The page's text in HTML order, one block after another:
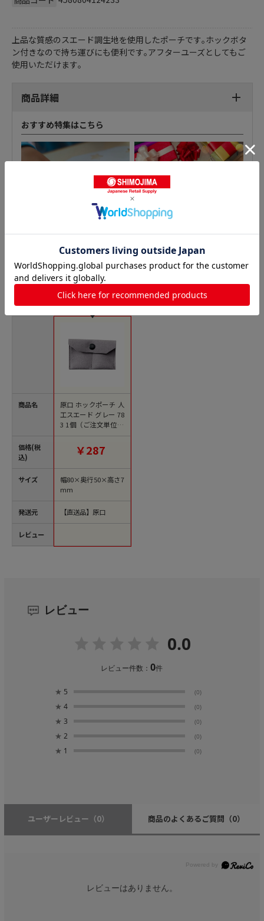
上品な質感のスエード調生地を使用したポーチです｡ホックボタ
ン付きなので持ち運びにも便利です｡アフターユーズとしてもご
使用いただけます｡
商品詳細
おすすめ特集はこちら
アクセサリーポーチの人気商品との比較
商品名
価格(税
込)
サイズ
発送元
レビュー
原口 ホックポーチ 人
工スエード グレー 78
3 1個（ご注文単位20
個）【直送品】
￥287
幅80×奥行50×高さ7
mm
【直送品】原口
レビュー
0.0
レビュー件数：0件
★ 5 (0)
★ 4 (0)
★ 3 (0)
★ 2 (0)
★ 1 (0)
ユーザーレビュー （0） 商品のよくあるご質問 （0）
レビューはありません。